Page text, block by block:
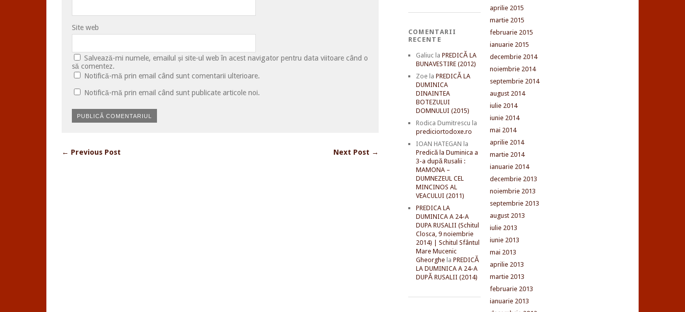
Site web
Salvează-mi numele, emailul și site-ul web în acest navigator pentru data viitoare când o
să comentez.
Notifică-mă prin email când sunt comentarii ulterioare.
Notifică-mă prin email când sunt publicate articole noi.
← Previous Post Next Post →
COMENTARII
RECENTE
Galiucla PREDICĂ LA
BUNAVESTIRE (2012)
Zoela PREDICĂ LA
DUMINICA
DINAINTEA
BOTEZULUI
DOMNULUI (2015)
Rodica Dumitrescu la
prediciortodoxe.ro
IOAN HATEGAN la
Predică la Duminica a
3-a după Rusalii :
MAMONA –
DUMNEZEUL CEL
MINCINOS AL
VEACULUI (2011)
PREDICA LA
DUMINICA A 24-A
DUPA RUSALII (Schitul
Closca, 9 noiembrie
2014) | Schitul Sfântul
Mare Mucenic
Gheorghela PREDICĂ
LA DUMINICA A 24-A
DUPĂ RUSALII (2014)
aprilie 2015
martie 2015
februarie 2015
ianuarie 2015
decembrie 2014
noiembrie 2014
septembrie 2014
august 2014
iulie 2014
iunie 2014
mai 2014
aprilie 2014
martie 2014
ianuarie 2014
decembrie 2013
noiembrie 2013
septembrie 2013
august 2013
iulie 2013
iunie 2013
mai 2013
aprilie 2013
martie 2013
februarie 2013
ianuarie 2013